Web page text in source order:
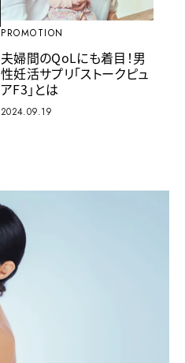
PROMOTION
夫婦間のQoLにも着目！男
性妊活サプリ「ストークピュ
アF3」とは
2024.09.19